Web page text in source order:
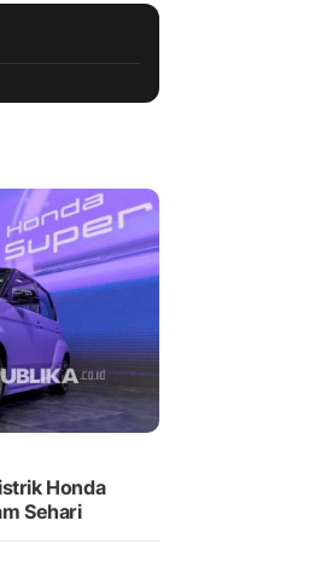
Honda
Sehari